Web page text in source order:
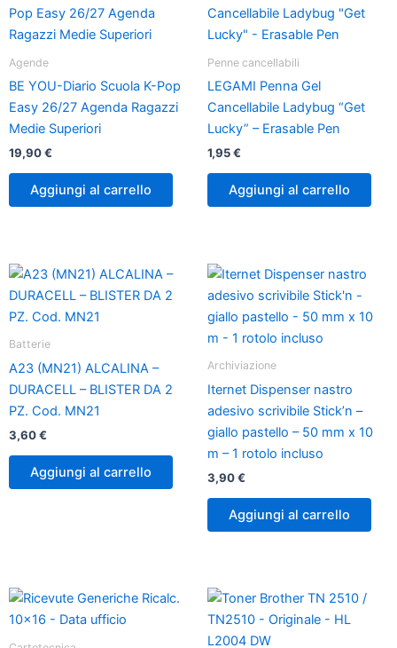
Agende
BE YOU-Diario Scuola K-Pop
Easy 26/27 Agenda Ragazzi
Medie Superiori
19,90€
Aggiungi al carrello
Penne cancellabili
LEGAMI Penna Gel
Cancellabile Ladybug “Get
Lucky” – Erasable Pen
1,95€
Aggiungi al carrello
Batterie
A23 (MN21) ALCALINA –
DURACELL – BLISTER DA 2
PZ. Cod. MN21
3,60€
Aggiungi al carrello
Archiviazione
Iternet Dispenser nastro
adesivo scrivibile Stick’n –
giallo pastello – 50 mm x 10
m – 1 rotolo incluso
3,90€
Aggiungi al carrello